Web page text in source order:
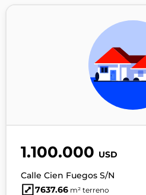
1.100.000 USD
Calle Cien Fuegos S/N
7637.66m² terreno